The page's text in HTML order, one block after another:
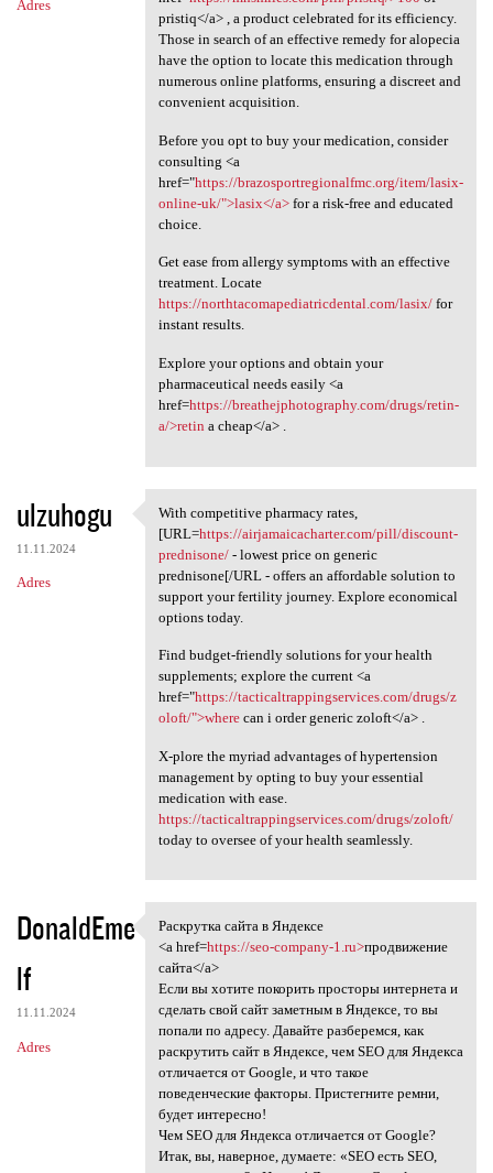
Adres
pristiq</a> , a product celebrated for its efficiency.
Those in search of an effective remedy for alopecia
have the option to locate this medication through
numerous online platforms, ensuring a discreet and
convenient acquisition.
Before you opt to buy your medication, consider
consulting <a
href="https://brazosportregionalfmc.org/item/lasix-
online-uk/">lasix</a>for a risk-free and educated
choice.
Get ease from allergy symptoms with an effective
treatment. Locate
https://northtacomapediatricdental.com/lasix/for
instant results.
Explore your options and obtain your
pharmaceutical needs easily <a
href=https://breathejphotography.com/drugs/retin-
a/>retin a cheap</a> .
ulzuhogu
11.11.2024
Adres
With competitive pharmacy
With competitive pharmacy rates,
[URL=https://airjamaicacharter.com/pill/discount-
prednisone/- lowest price on generic
prednisone[/URL - offers an affordable solution to
support your fertility journey. Explore economical
options today.
Find budget-friendly solutions for your health
supplements; explore the current <a
href="https://tacticaltrappingservices.com/drugs/z
oloft/">wherecan i order generic zoloft</a> .
X-plore the myriad advantages of hypertension
management by opting to buy your essential
medication with ease.
https://tacticaltrappingservices.com/drugs/zoloft/
today to oversee of your health seamlessly.
DonaldEme
lf
11.11.2024
Adres
Раскрутка сайта в Яндексе
Раскрутка сайта в Яндексе
<a href=https://seo-company-1.ru>продвижение
сайта</a>
Если вы хотите покорить просторы интернета и
сделать свой сайт заметным в Яндексе, то вы
попали по адресу. Давайте разберемся, как
раскрутить сайт в Яндексе, чем SEO для Яндекса
отличается от Google, и что такое
поведенческие факторы. Пристегните ремни,
будет интересно!
Чем SEO для Яндекса отличается от Google?
Итак, вы, наверное, думаете: «SEO есть SEO,